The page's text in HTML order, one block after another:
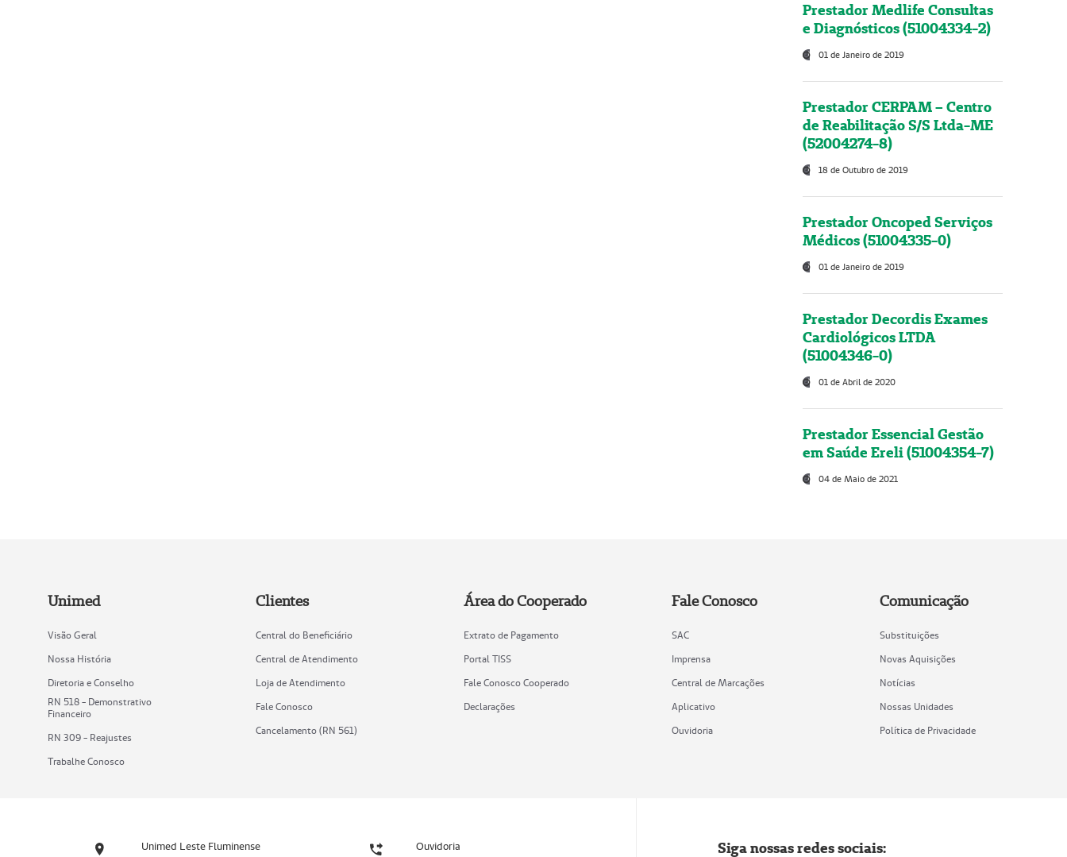
Prestador Medlife Consultas
e Diagnósticos (51004334-2)
01 de Janeiro de 2019
Prestador CERPAM – Centro
de Reabilitação S/S Ltda-ME
(52004274-8)
18 de Outubro de 2019
Prestador Oncoped Serviços
Médicos (51004335-0)
01 de Janeiro de 2019
Prestador Decordis Exames
Cardiológicos LTDA
(51004346-0)
01 de Abril de 2020
Prestador Essencial Gestão
em Saúde Ereli (51004354-7)
04 de Maio de 2021
Unimed
Visão Geral
Nossa História
Diretoria e Conselho
RN 518 - Demonstrativo
Financeiro
RN 309 - Reajustes
Trabalhe Conosco
Clientes
Central do Beneficiário
Central de Atendimento
Loja de Atendimento
Fale Conosco
Cancelamento (RN 561)
Área do Cooperado
Extrato de Pagamento
Portal TISS
Fale Conosco Cooperado
Declarações
Fale Conosco
SAC
Imprensa
Central de Marcações
Aplicativo
Ouvidoria
Comunicação
Substituições
Novas Aquisições
Notícias
Nossas Unidades
Política de Privacidade
Unimed Leste Fluminense Ouvidoria Siga nossas redes sociais: